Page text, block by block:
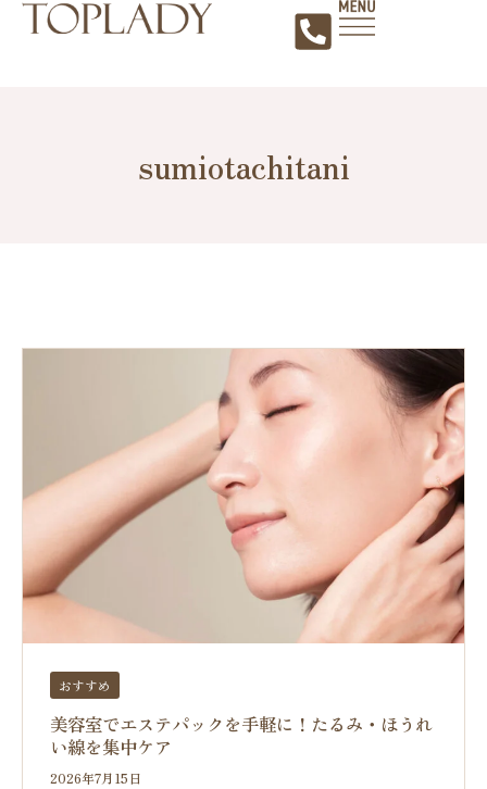
sumiotachitani
おすすめ
美容室でエステパックを手軽に！たるみ・ほうれ
い線を集中ケア
2026年7月15日
検
索